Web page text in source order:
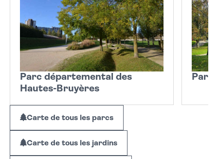
Parc départemental des
Hautes-Bruyères
Parc
Carte de tous les parcs
Carte de tous les jardins